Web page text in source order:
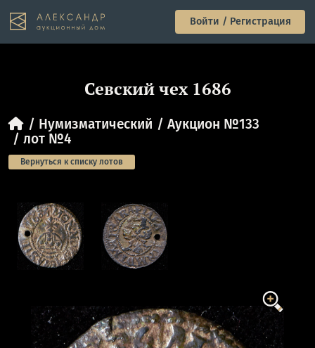
Войти / Регистрация
Севский чех 1686
Нумизматический
Аукцион №133
лот №4
Вернуться к списку лотов